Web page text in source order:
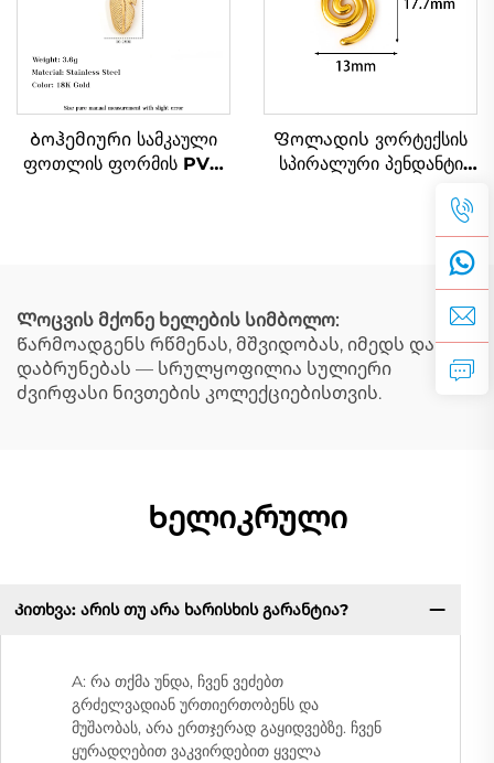
Ბოჰემიური სამკაული
ფოთლის ფორმის PVD
Ფოლადის ვორტექსის
სპირალური პენდანტი
ჯაჭვი ყოველდღიურად
Ლოცვის მქონე ხელების სიმბოლო:
Წარმოადგენს რწმენას, მშვიდობას, იმედს და
დაბრუნებას — სრულყოფილია სულიერი
ძვირფასი ნივთების კოლექციებისთვის.
Ხელიკრული
Კითხვა: არის თუ არა ხარისხის გარანტია?
A: რა თქმა უნდა, ჩვენ ვეძებთ
გრძელვადიან ურთიერთობენს და
მუშაობას, არა ერთჯერად გაყიდვებზე. ჩვენ
ყურადღებით ვაკვირდებით ყველა